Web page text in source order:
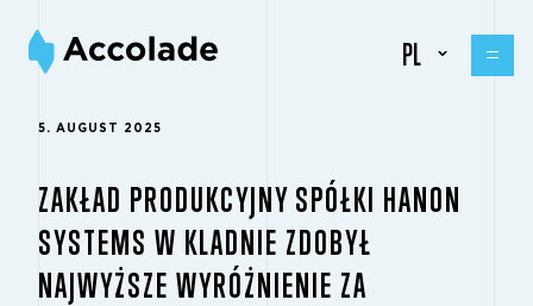
PL
5. AUGUST 2025
ZAKŁAD PRODUKCYJNY SPÓŁKI HANON
SYSTEMS W KLADNIE ZDOBYŁ
NAJWYŻSZE WYRÓŻNIENIE ZA